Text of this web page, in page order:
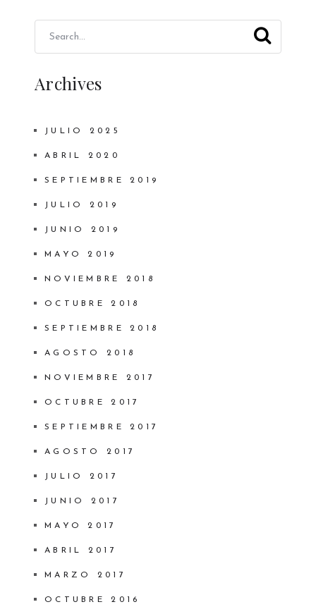
Archives
JULIO 2025
ABRIL 2020
SEPTIEMBRE 2019
JULIO 2019
JUNIO 2019
MAYO 2019
NOVIEMBRE 2018
OCTUBRE 2018
SEPTIEMBRE 2018
AGOSTO 2018
NOVIEMBRE 2017
OCTUBRE 2017
SEPTIEMBRE 2017
AGOSTO 2017
JULIO 2017
JUNIO 2017
MAYO 2017
ABRIL 2017
MARZO 2017
OCTUBRE 2016